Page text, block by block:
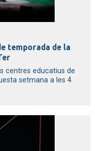
temporada de la
centres educatius de
setmana a les 4